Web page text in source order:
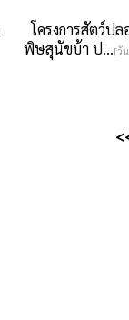
โครงการสัตว์ป
พิษสุนัขบ้า ป...[วั